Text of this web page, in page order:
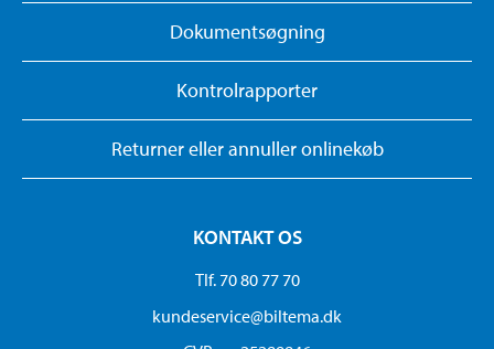
Dokumentsøgning
Kontrolrapporter
Returner eller annuller onlinekøb
KONTAKT OS
Tlf. 70 80 77 70
kundeservice@biltema.dk